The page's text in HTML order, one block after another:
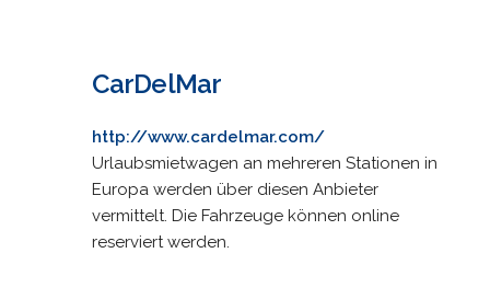
CarDelMar
http://www.cardelmar.com/
Urlaubsmietwagen an mehreren Stationen in
Europa werden über diesen Anbieter
vermittelt. Die Fahrzeuge können online
reserviert werden.